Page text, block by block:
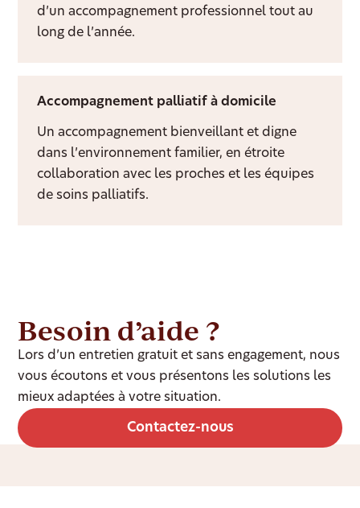
d’un accompagnement professionnel tout au
long de l’année.
Accompagnement palliatif à domicile
Un accompagnement bienveillant et digne
dans l’environnement familier, en étroite
collaboration avec les proches et les équipes
de soins palliatifs.
Besoin d’aide ?
Lors d’un entretien gratuit et sans engagement, nous
vous écoutons et vous présentons les solutions les
mieux adaptées à votre situation.
Contactez-nous